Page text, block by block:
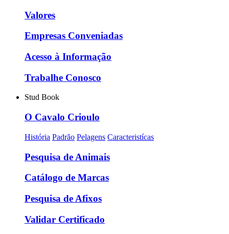
Valores
Empresas Conveniadas
Acesso à Informação
Trabalhe Conosco
Stud Book
O Cavalo Crioulo
História Padrão Pelagens Caracteristícas
Pesquisa de Animais
Catálogo de Marcas
Pesquisa de Afixos
Validar Certificado